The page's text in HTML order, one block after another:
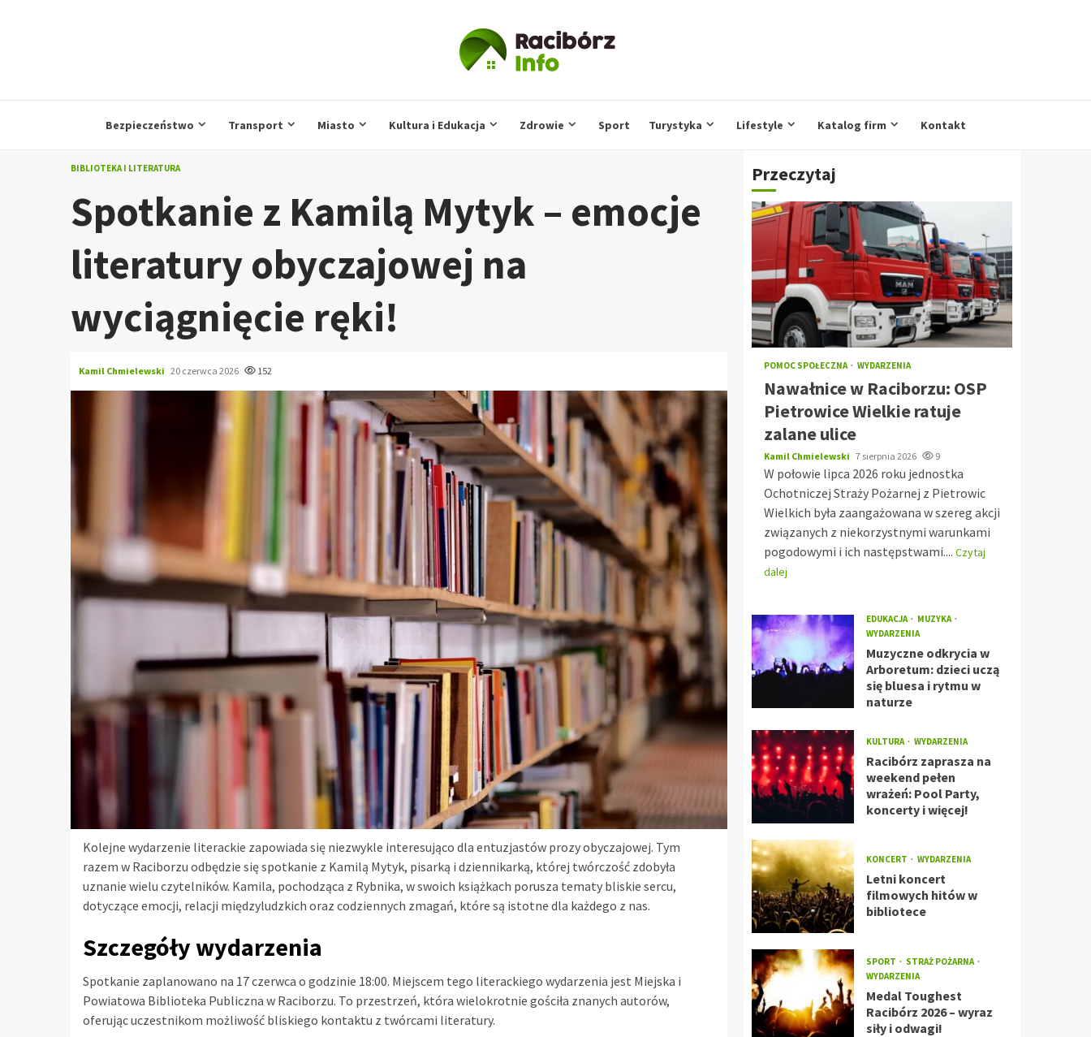
Bezpieczeństwo Transport Miasto Kultura i Edukacja Zdrowie Sport Turystyka Lifestyle Katalog firm Kontakt
BIBLIOTEKA I LITERATURA
Spotkanie z Kamilą Mytyk – emocje
literatury obyczajowej na
wyciągnięcie ręki!
Kamil Chmielewski 20 czerwca 2026 152
Kolejne wydarzenie literackie zapowiada się niezwykle interesująco dla entuzjastów prozy obyczajowej. Tym
razem w Raciborzu odbędzie się spotkanie z Kamilą Mytyk, pisarką i dziennikarką, której twórczość zdobyła
uznanie wielu czytelników. Kamila, pochodząca z Rybnika, w swoich książkach porusza tematy bliskie sercu,
dotyczące emocji, relacji międzyludzkich oraz codziennych zmagań, które są istotne dla każdego z nas.
Szczegóły wydarzenia
Spotkanie zaplanowano na 17 czerwca o godzinie 18:00. Miejscem tego literackiego wydarzenia jest Miejska i
Powiatowa Biblioteka Publiczna w Raciborzu. To przestrzeń, która wielokrotnie gościła znanych autorów,
oferując uczestnikom możliwość bliskiego kontaktu z twórcami literatury.
Przeczytaj
POMOC SPOŁECZNA WYDARZENIA
Nawałnice w Raciborzu: OSP
Pietrowice Wielkie ratuje
zalane ulice
Kamil Chmielewski 7 sierpnia 2026 9
W połowie lipca 2026 roku jednostka
Ochotniczej Straży Pożarnej z Pietrowic
Wielkich była zaangażowana w szereg akcji
związanych z niekorzystnymi warunkami
pogodowymi i ich następstwami.... Czytaj
dalej
EDUKACJA
MUZYKA
WYDARZENIA
Muzyczne odkrycia w
Arboretum: dzieci uczą
się bluesa i rytmu w
naturze
KULTURA WYDARZENIA
Racibórz zaprasza na
weekend pełen
wrażeń: Pool Party,
koncerty i więcej!
KONCERT WYDARZENIA
Letni koncert
filmowych hitów w
bibliotece
SPORT
STRAŻ POŻARNA
WYDARZENIA
Medal Toughest
Racibórz 2026 – wyraz
siły i odwagi!